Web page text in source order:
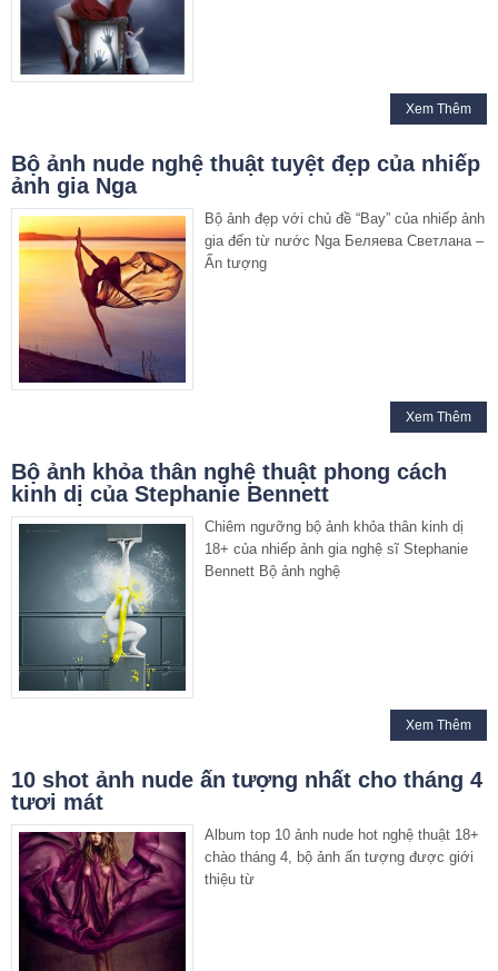
Xem Thêm
Bộ ảnh nude nghệ thuật tuyệt đẹp của nhiếp
ảnh gia Nga
Bộ ảnh đẹp với chủ đề “Bay” của nhiếp ảnh
gia đến từ nước Nga Беляева Светлана –
Ấn tượng
Xem Thêm
Bộ ảnh khỏa thân nghệ thuật phong cách
kinh dị của Stephanie Bennett
Chiêm ngưỡng bộ ảnh khỏa thân kinh dị
18+ của nhiếp ảnh gia nghệ sĩ Stephanie
Bennett Bộ ảnh nghệ
Xem Thêm
10 shot ảnh nude ấn tượng nhất cho tháng 4
tươi mát
Album top 10 ảnh nude hot nghệ thuật 18+
chào tháng 4, bộ ảnh ấn tượng được giới
thiệu từ